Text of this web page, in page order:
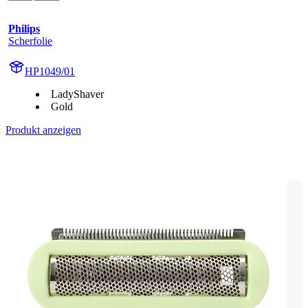
Philips
Scherfolie
HP1049/01
LadyShaver
Gold
Produkt anzeigen